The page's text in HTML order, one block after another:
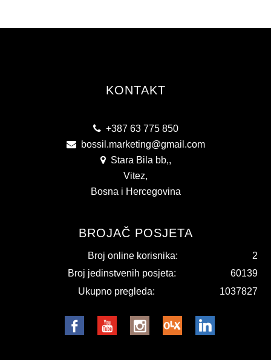
KONTAKT
+387 63 775 850
bossil.marketing@gmail.com
Stara Bila bb,,
Vitez,
Bosna i Hercegovina
BROJAČ POSJETA
Broj online korisnika:
2
Broj jedinstvenih posjeta:
60139
Ukupno pregleda:
1037827